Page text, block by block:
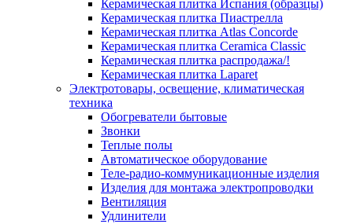
Керамическая плитка Испания (образцы)
Керамическая плитка Пиастрелла
Керамическая плитка Atlas Concorde
Керамическая плитка Ceramica Classic
Керамическая плитка распродажа/!
Керамическая плитка Laparet
Электротовары, освещение, климатическая
техника
Обогреватели бытовые
Звонки
Теплые полы
Автоматическое оборудование
Теле-радио-коммуникационные изделия
Изделия для монтажа электропроводки
Вентиляция
Удлинители